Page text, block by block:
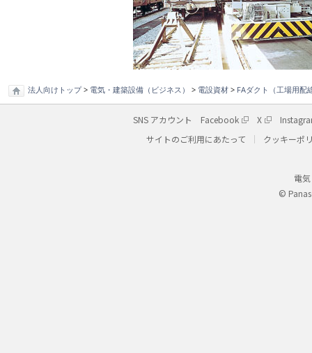
法人向けトップ> 電気・建築設備（ビジネス） > 電設資材 > FAダクト（工場用配
SNS アカウント Facebook X
サイトのご利用にあたって
クッキーポ
電
©